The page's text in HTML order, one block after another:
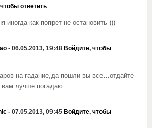
ответить
иногда как попрет не остановить )))
- 06.05.2013, 19:48 Войдите, чтобы
на гадание,да пошли вы все…отдайте
вам лучше погадаю
- 07.05.2013, 09:45 Войдите, чтобы